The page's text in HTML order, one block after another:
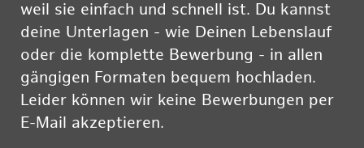
weil sie einfach und schnell ist. Du kannst
deine Unterlagen - wie Deinen Lebenslauf
oder die komplette Bewerbung - in allen
gängigen Formaten bequem hochladen.
Leider können wir keine Bewerbungen per
E-Mail akzeptieren.